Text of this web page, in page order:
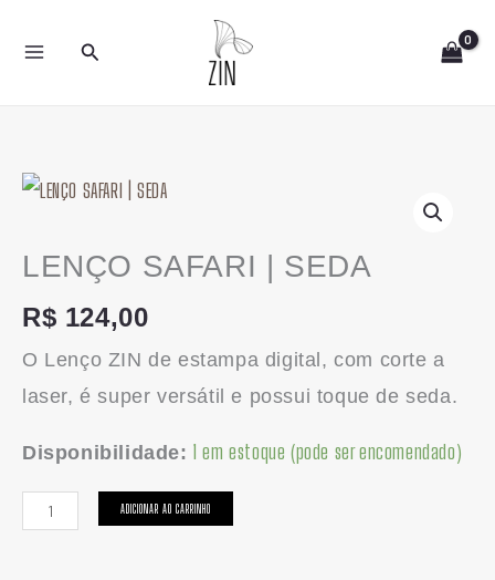
para
Pesquisar
LENÇO SAFARI | SEDA
R$ 124,00
O Lenço ZIN de estampa digital, com corte a
laser, é super versátil e possui toque de seda.
Disponibilidade: 1 em estoque (pode ser encomendado)
LENÇO
|
quantidade
ADICIONAR AO CARRINHO